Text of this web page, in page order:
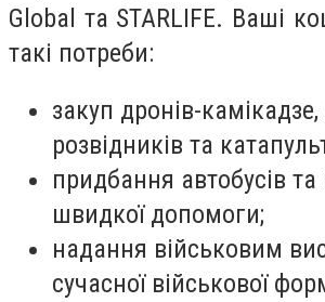
Global та STARLIFE. Ваші
такі потреби:
закуп дронів-
розвідників та
придбання автобусів та
швидкої допомоги;
надання військовим
сучасної військової